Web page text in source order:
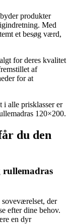
produkter
Med
et besøg værd,
for deres kvalitet
af
for at
i alle prisklasser er
120×200.
du den
der
efter dine behov.
en dyr